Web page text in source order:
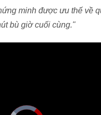
minh được ưu thế về
bù giờ cuối cùng."